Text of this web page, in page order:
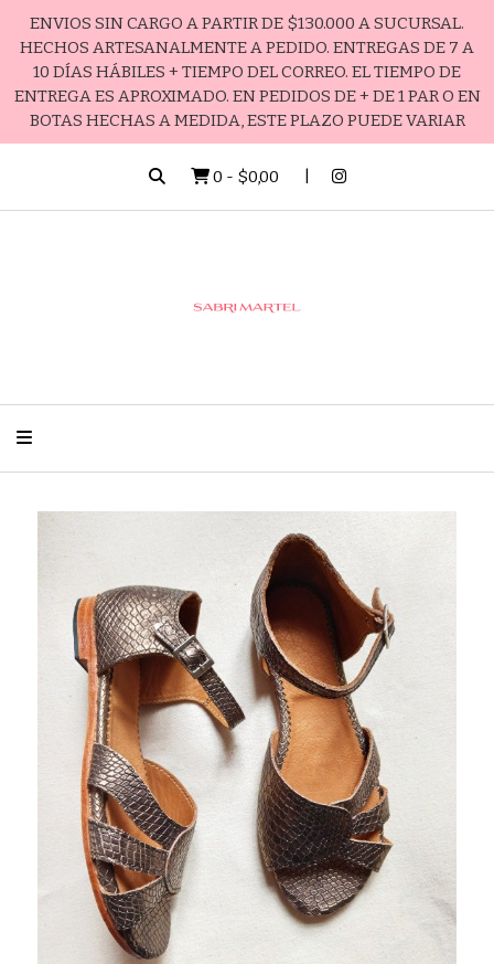
ENVIOS SIN CARGO A PARTIR DE $130.000 A SUCURSAL.
HECHOS ARTESANALMENTE A PEDIDO. ENTREGAS DE 7 A
10 DÍAS HÁBILES + TIEMPO DEL CORREO. EL TIEMPO DE
ENTREGA ES APROXIMADO. EN PEDIDOS DE + DE 1 PAR O EN
BOTAS HECHAS A MEDIDA, ESTE PLAZO PUEDE VARIAR
0 - $0,00